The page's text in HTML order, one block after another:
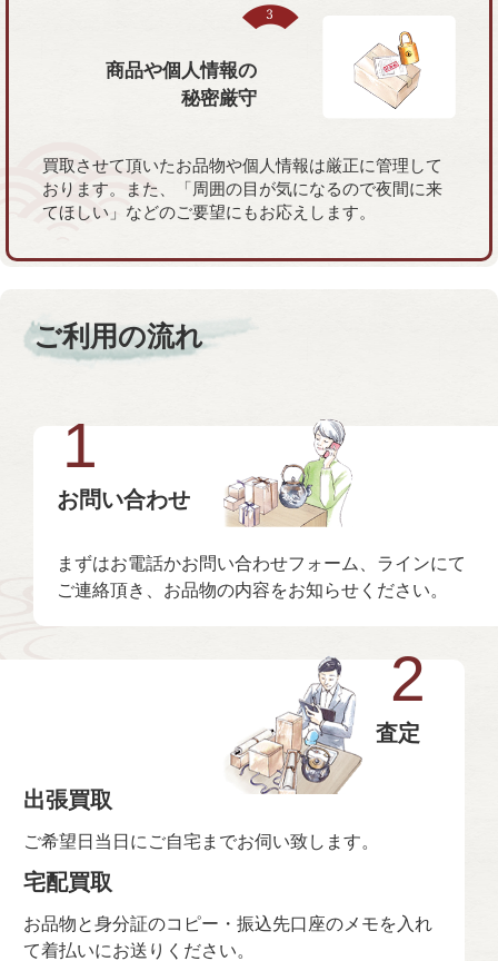
商品や個人情報の
秘密厳守
買取させて頂いたお品物や個人情報は厳正に管理して
おります。また、「周囲の目が気になるので夜間に来
てほしい」などのご要望にもお応えします。
ご利用の流れ
1
お問い合わせ
まずはお電話かお問い合わせフォーム、ラインにて
ご連絡頂き、お品物の内容をお知らせください。
2
査定
出張買取
ご希望日当日にご自宅までお伺い致します。
宅配買取
お品物と身分証のコピー・振込先口座のメモを入れ
て着払いにお送りください。